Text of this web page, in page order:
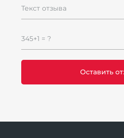
Текст отзыва
345+1 = ?